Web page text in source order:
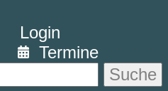
Login
Termine
Suche